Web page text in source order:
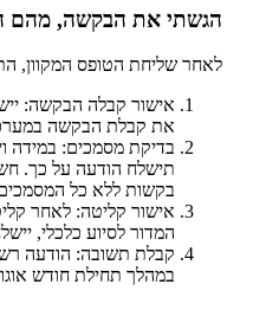
הגשתי את הבקשה, מהם
לאחר שליחת הטופס המקוון,
אישור קבלה הבקשה:
את קבלת הבקשה
בדיקת מסמכים: במידה
תישלח הודעה על כך.
בקשות ללא כל
אישור קליטה: לאחר
המדור לסיוע כלכלי,
קבלת תשובה: הודעה
במהלך תחילת חודש